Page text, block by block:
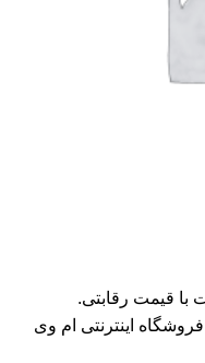
و باکیفیت با قیمت رقابتی.
اینترنتی ام وی